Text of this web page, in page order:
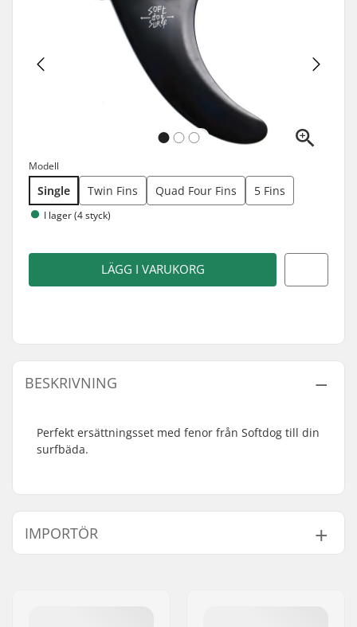
Modell
Single Twin Fins Quad Four Fins 5 Fins
I lager (4 styck)
LÄGG I VARUKORG
BESKRIVNING
Perfekt ersättningsset med fenor från Softdog till din
surfbäda.
IMPORTÖR